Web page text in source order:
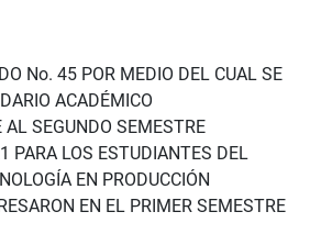
No. 45 POR MEDIO DEL CUAL SE
ACADÉMICO
AL SEGUNDO SEMESTRE
PARA LOS ESTUDIANTES DEL
EN PRODUCCIÓN
EN EL PRIMER SEMESTRE